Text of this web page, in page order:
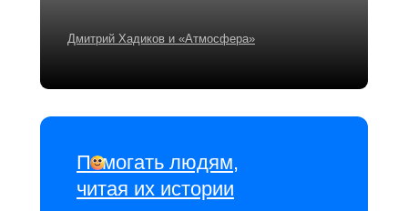
Дмитрий Хадиков и «Атмосфера»
Помогать людям,
читая их истории